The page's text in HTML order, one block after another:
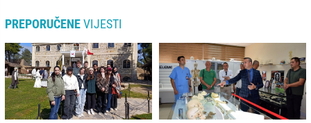
PREPORUČENEVIJESTI